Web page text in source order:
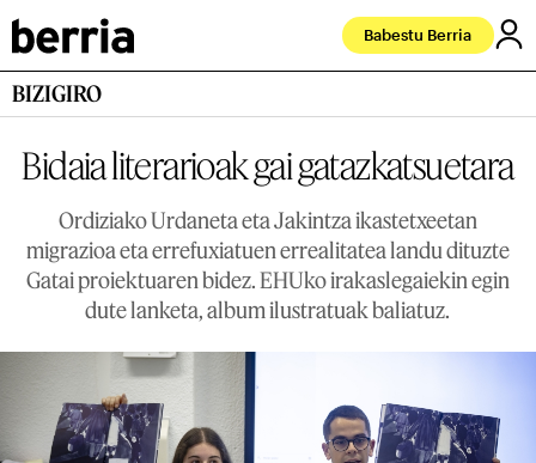
Babestu Berria
BIZIGIRO
Bidaia literarioak gai gatazkatsuetara
Ordiziako Urdaneta eta Jakintza ikastetxeetan
migrazioa eta errefuxiatuen errealitatea landu dituzte
Gatai proiektuaren bidez. EHUko irakaslegaiekin egin
dute lanketa, album ilustratuak baliatuz.